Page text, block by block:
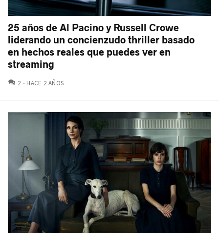
25 años de Al Pacino y Russell Crowe
liderando un concienzudo thriller basado
en hechos reales que puedes ver en
streaming
2 COMENTARIOS
HACE 2 AÑOS